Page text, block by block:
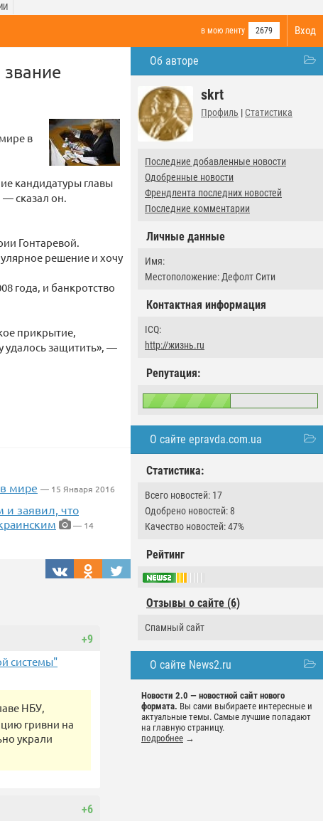
Вход
в мою ленту 2679
Об авторе
skrt
Профиль | Статистика
Последние добавленные новости
Одобренные новости
Френдлента последних новостей
Последние комментарии
Личные данные
Имя:
Местоположение: Дефолт Сити
Контактная информация
ICQ:
http://жизнь.ru
Репутация:
О сайте epravda.com.ua
Статистика:
Всего новостей: 17
Одобрено новостей: 8
Качество новостей: 47%
Рейтинг
Отзывы о сайте (6)
Спамный сайт
О сайте News2.ru
Новости 2.0 — новостной сайт нового
формата. Вы сами выбираете интересные и
актуальные темы. Самые лучшие попадают
на главную страницу.
подробнее →
в
кандидатуры главы
сказал он.
Гонтаревой.
решение и хочу
года, и банкротство
прикрытие,
удалось защитить», —
мире — 15 Января 2016
и заявил, что
— 14
+9
системы"
НБУ,
гривни на
украли
+6